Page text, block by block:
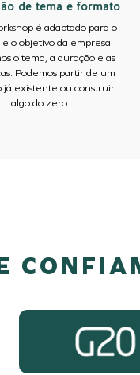
de tema e formato
é adaptado para o
e o objetivo da empresa.
o tema, a duração e as
Podemos partir de um
já existente ou construir
algo do zero.